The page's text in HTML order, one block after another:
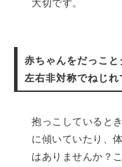
大切です。
赤ちゃんをだっこ
左右非対称でねじれ
抱っこしていると
に傾いていたり、
はありませんか？